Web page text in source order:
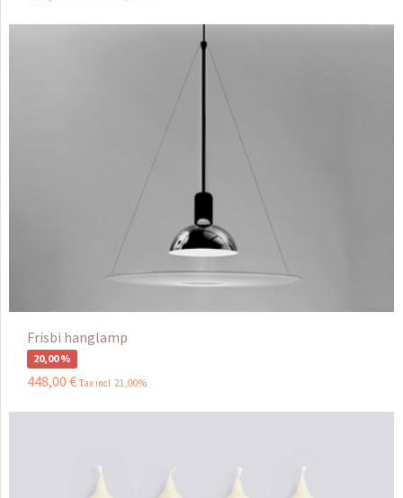
Frisbi hanglamp
20,00 %
448,00 € Tax incl 21,00%